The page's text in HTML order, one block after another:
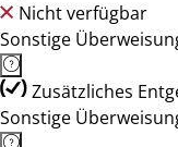
Nicht verfügbar
Sonstige
Zusätzliches
Sonstige